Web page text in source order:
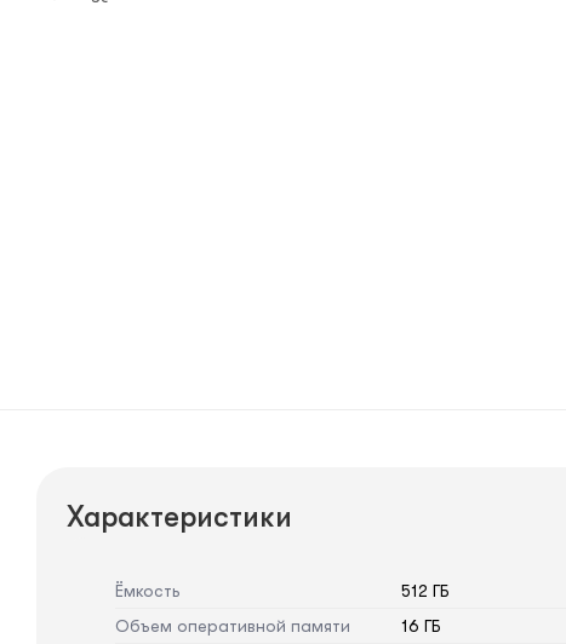
Характеристики
Ёмкость
512 ГБ
Объем оперативной памяти
16 ГБ